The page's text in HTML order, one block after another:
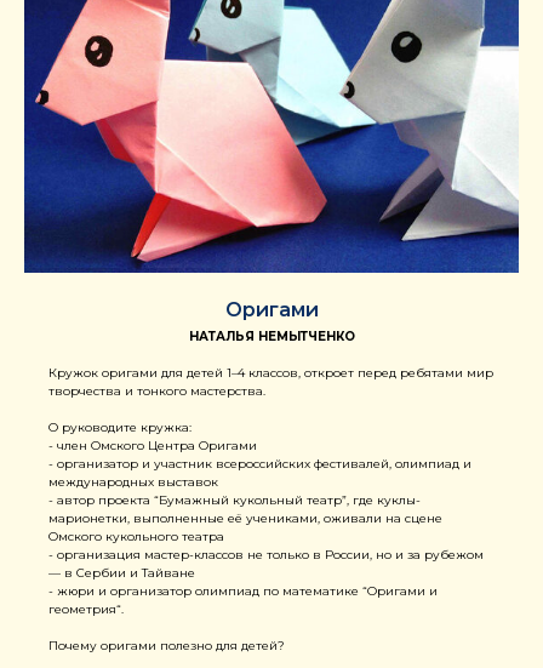
Оригами
НАТАЛЬЯ НЕМЫТЧЕНКО
Кружок оригами для детей 1–4 классов, откроет перед ребятами мир
творчества и тонкого мастерства.
О руководите кружка:
- член Омского Центра Оригами
- организатор и участник всероссийских фестивалей, олимпиад и
международных выставок
- автор проекта “Бумажный кукольный театр”, где куклы-
марионетки, выполненные её учениками, оживали на сцене
Омского кукольного театра
- организация мастер-классов не только в России, но и за рубежом
— в Сербии и Тайване
- жюри и организатор олимпиад по математике “Оригами и
геометрия“.
Почему оригами полезно для детей?